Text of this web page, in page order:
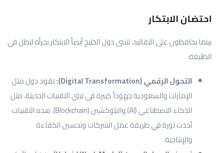
احتضان الابتكار
بينما يحافظون على التقاليد، تتبنى دول الخليج أيضاً الابتكار بجرأة لتظل في
الطليعة:
التحول الرقمي (Digital Transformation):
تقود دول مثل
الإمارات والسعودية جهوداً كبيرة في تبني التقنيات الحديثة، مثل
الذكاء الاصطناعي (AI) والبلوكشين (Blockchain). هذه التقنيات
تُحدث ثورة في طريقة عمل الشركات وتحسين الكفاءة
والإنتاجية.